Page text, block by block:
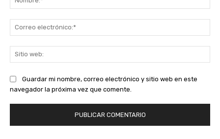
Guardar mi nombre, correo electrónico y sitio web en este
navegador la próxima vez que comente.